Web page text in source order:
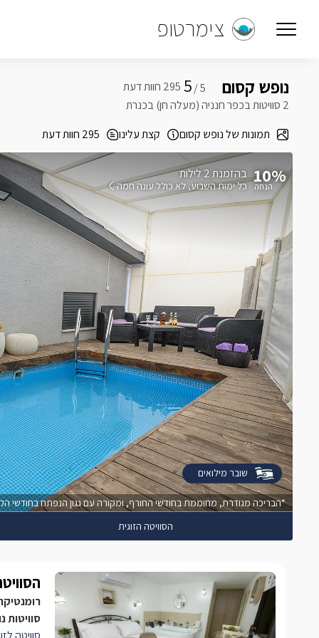
צימרטופ
נופש קסום 5 /
5
2 סוויטות בכפר חנניה (מעלה חן) בכנרת
תמונות של נופש קסום
קצת עלינו 295 חוות דעת
*הבריכה מגודרת, מחוממת בחודשי החורף, ומקורה עם גגון הנפתח בחודשי
הסוויטה הזוגית
10% בהזמנת 2 לילות
כל ימות השבוע לא כולל עונה חמה
שובר מילואים
סוויטות